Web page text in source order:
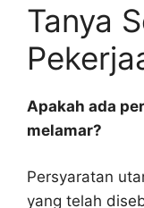
Tanya
Apakah ada
melamar?
Persyaratan
yang telah